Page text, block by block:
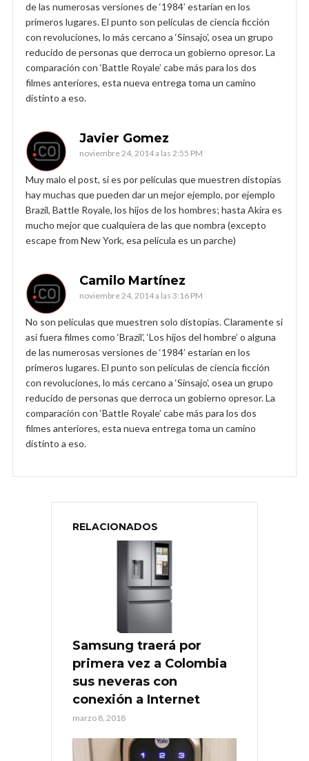
de las numerosas versiones de ‘1984’ estarían en los
primeros lugares. El punto son películas de ciencia ficción
con revoluciones, lo más cercano a ‘Sinsajo’, osea un grupo
reducido de personas que derroca un gobierno opresor. La
comparación con ‘Battle Royale’ cabe más para los dos
filmes anteriores, esta nueva entrega toma un camino
distinto a eso.
Javier Gomez
noviembre 24, 2014 a las 2:55 PM
Muy malo el post, si es por películas que muestren distopias
hay muchas que pueden dar un mejor ejemplo, por ejemplo
Brazil, Battle Royale, los hijos de los hombres; hasta Akira es
mucho mejor que cualquiera de las que nombra (excepto
escape from New York, esa película es un parche)
Camilo Martínez
noviembre 24, 2014 a las 3:16 PM
No son películas que muestren solo distopías. Claramente si
así fuera filmes como ‘Brazil’, ‘Los hijos del hombre’ o alguna
de las numerosas versiones de ‘1984’ estarían en los
primeros lugares. El punto son películas de ciencia ficción
con revoluciones, lo más cercano a ‘Sinsajo’, osea un grupo
reducido de personas que derroca un gobierno opresor. La
comparación con ‘Battle Royale’ cabe más para los dos
filmes anteriores, esta nueva entrega toma un camino
distinto a eso.
RELACIONADOS
Samsung traerá por
primera vez a Colombia
sus neveras con
conexión a Internet
marzo 8, 2018